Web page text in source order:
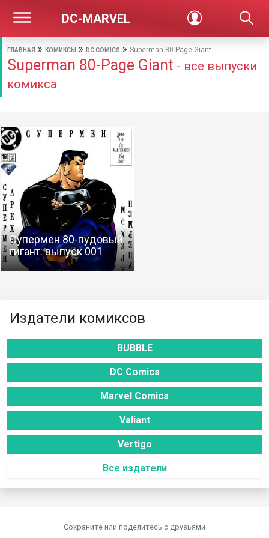
DC-MARVEL
ГЛАВНАЯ » КОМИКСЫ » DC COMICS » Superman 80-Page Giant
Superman 80-Page Giant - все выпуски
комикса
Супермен 80-пудовый
гигант: выпуск 001
Издатели комиксов
BUBBLE
DC Comics
Marvel Comics
Valiant
Vertigo
Все издатели
Сохраните или поделитесь c друзьями